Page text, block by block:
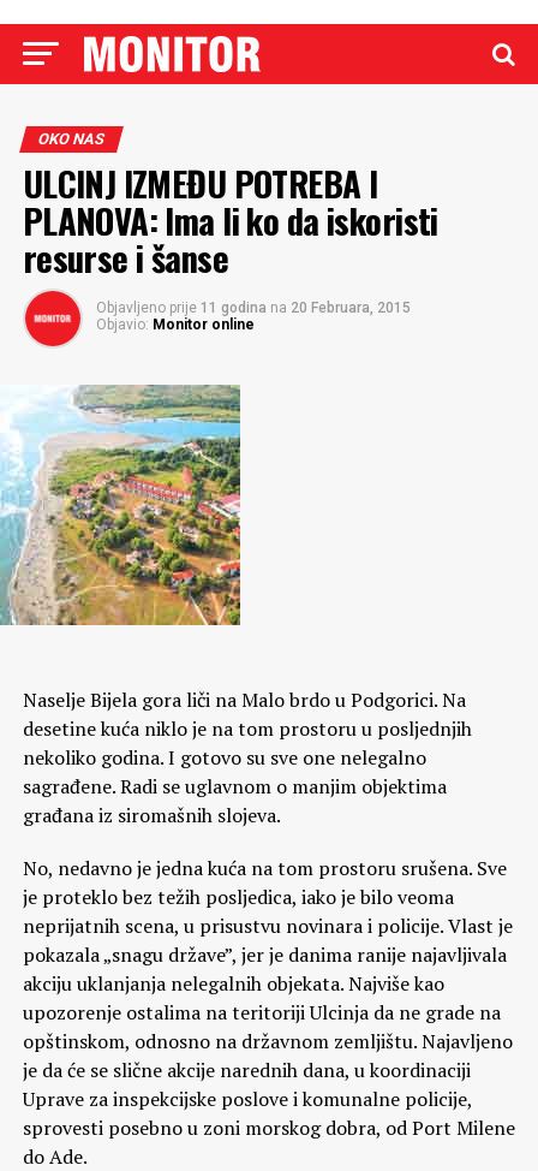
OKO NAS
ULCINJ IZMEĐU POTREBA I
PLANOVA: Ima li ko da iskoristi
resurse i šanse
Objavljeno prije 11 godina na 20 Februara, 2015
Objavio: Monitor online
Naselje Bijela gora liči na Malo brdo u Podgorici. Na
desetine kuća niklo je na tom prostoru u posljednjih
nekoliko godina. I gotovo su sve one nelegalno
sagrađene. Radi se uglavnom o manjim objektima
građana iz siromašnih slojeva.
No, nedavno je jedna kuća na tom prostoru srušena. Sve
je proteklo bez težih posljedica, iako je bilo veoma
neprijatnih scena, u prisustvu novinara i policije. Vlast je
pokazala „snagu države”, jer je danima ranije najavljivala
akciju uklanjanja nelegalnih objekata. Najviše kao
upozorenje ostalima na teritoriji Ulcinja da ne grade na
opštinskom, odnosno na državnom zemljištu. Najavljeno
je da će se slične akcije narednih dana, u koordinaciji
Uprave za inspekcijske poslove i komunalne policije,
sprovesti posebno u zoni morskog dobra, od Port Milene
do Ade.